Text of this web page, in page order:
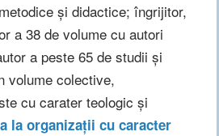
și didactice; îngrijitor,
a 38 de volume cu autori
a peste 65 de studii și
volume colective,
cu carater teologic și
la organizații cu caracter